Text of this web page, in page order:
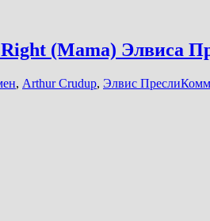
(Mama) Элвиса
, Arthur Crudup, Элвис Пресли